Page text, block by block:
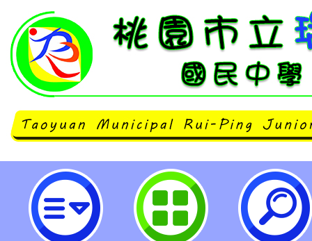
國立臺灣師範大學辦理「114年度
究的議題式教學教案競賽－推廣工
會（線上研習）」-桃園市立瑞坪